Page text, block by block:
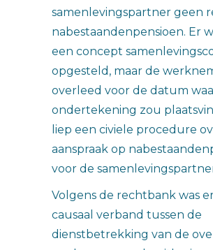
samenlevingspartner geen
nabestaandenpensioen. Er
een concept
opgesteld, maar de
overleed voor de datum
ondertekening zou
liep een civiele procedure
aanspraak op
voor de
Volgens de rechtbank was
causaal verband tussen de
dienstbetrekking van de